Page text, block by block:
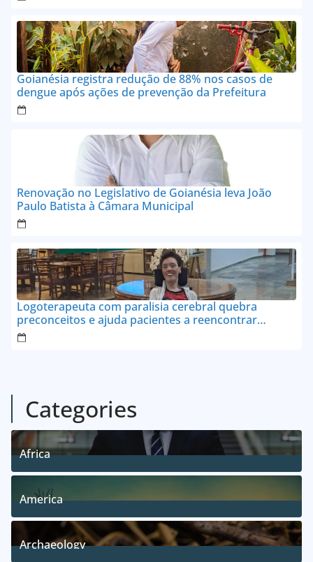
Goianésia registra redução de 88% nos casos de
dengue após ações de prevenção da Prefeitura
Renovação no Legislativo de Goianésia leva João
Paulo Batista à Câmara Municipal
Logoterapeuta com paralisia cerebral quebra
preconceitos e ajuda pacientes a reencontrar
propósito em Goianésia
Categories
Africa
5Posts
America
5Posts
Archaeology